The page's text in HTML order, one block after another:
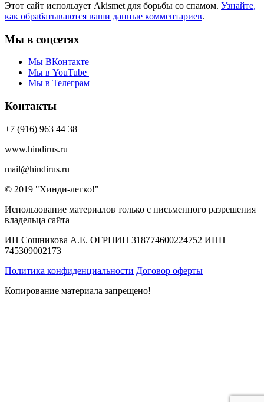
Этот сайт использует Akismet для борьбы со спамом. Узнайте,
как обрабатываются ваши данные комментариев.
Мы в соцсетях
Мы ВКонтакте
Мы в YouTube
Мы в Телеграм
Контакты
+7 (916) 963 44 38
www.hindirus.ru
mail@hindirus.ru
© 2019 "Хинди-легко!"
Использование материалов только с письменного разрешения
владельца сайта
ИП Сошникова А.Е. ОГРНИП 318774600224752 ИНН
745309002173
Политика конфиденциальности Договор оферты
Копирование материала запрещено!